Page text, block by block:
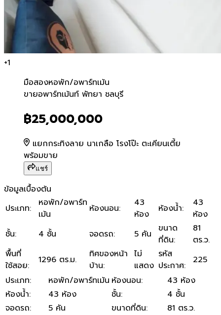
+1
มือสองหอพัก/อพาร์ทเม้น
ขายอพาร์ทเม้นท์ พัทยา ชลบุรี
ขายอพาร์ทเม้นท์ พัทยา ชลบุรี
฿25,000,000
แยกกระทิงลาย นาเกลือ โรงโป๊ะ ตะเคียนเตี้ย
พร้อมขาย
แชร์
ข้อมูลเบื้องต้น
ประเภท:
หอพัก/อพาร์ท
เม้น
ห้องนอน:
43
ห้อง
ห้องน้ำ:
43
ห้อง
ชั้น: 4 ชั้น จอดรถ: 5 คัน
ขนาด
ที่ดิน:
81
ตร.ว.
พื้นที่
ใช้สอย: 1296 ตร.ม.
ทิศของหน้า
บ้าน:
ไม่
แสดง
รหัส
ประกาศ:
225
ประเภท: หอพัก/อพาร์ทเม้น ห้องนอน:
43 ห้อง
ห้องน้ำ: 43 ห้อง ชั้น:
4 ชั้น
จอดรถ: 5 คัน ขนาดที่ดิน:
81 ตร.ว.